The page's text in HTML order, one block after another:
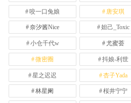
咬一口兔娘 唐安琪
奈汐酱Nice 妲己_Toxic
小仓千代w 尤蜜荟
微密圈 抖娘-利世
星之迟迟 杏子Yada
林星阑 桜井宁宁